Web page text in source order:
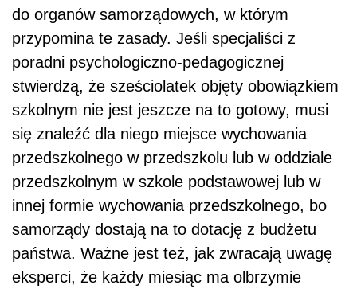
do organów samorządowych, w którym
przypomina te zasady. Jeśli specjaliści z
poradni psychologiczno-pedagogicznej
stwierdzą, że sześciolatek objęty obowiązkiem
szkolnym nie jest jeszcze na to gotowy, musi
się znaleźć dla niego miejsce wychowania
przedszkolnego w przedszkolu lub w oddziale
przedszkolnym w szkole podstawowej lub w
innej formie wychowania przedszkolnego, bo
samorządy dostają na to dotację z budżetu
państwa. Ważne jest też, jak zwracają uwagę
eksperci, że każdy miesiąc ma olbrzymie